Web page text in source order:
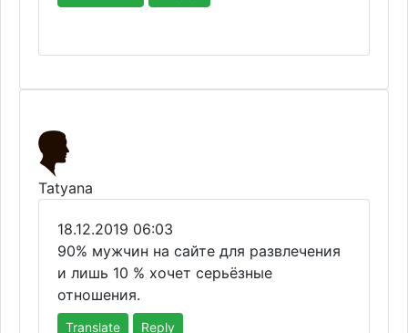
Tatyana
18.12.2019 06:03
90% мужчин на сайте для развлечения
и лишь 10 % хочет серьёзные
отношения.
Translate Reply